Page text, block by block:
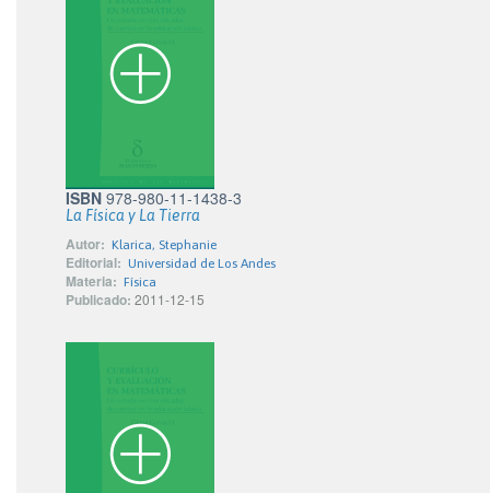
ISBN 978-980-11-1438-3
La Física y La Tierra
Autor: Klarica, Stephanie
Editorial: Universidad de Los Andes
Materia: Física
Publicado: 2011-12-15